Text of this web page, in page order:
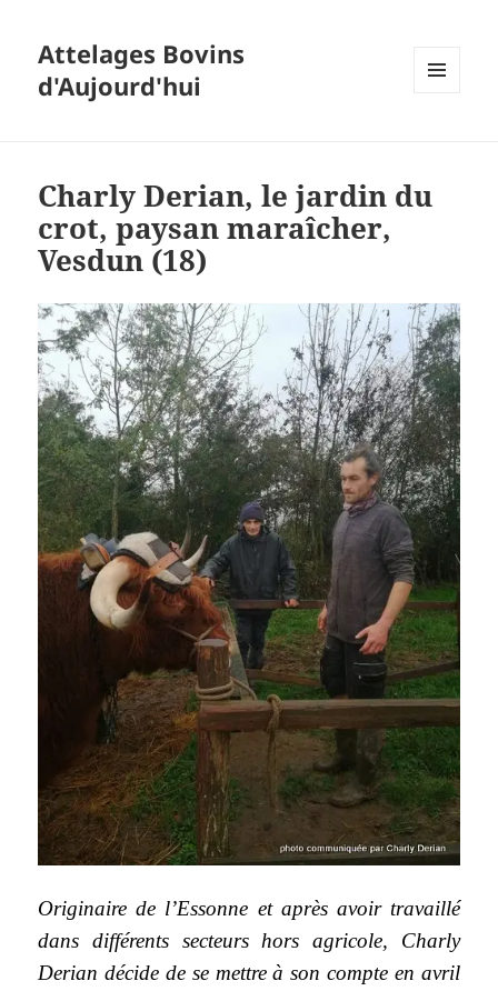
Attelages Bovins
d'Aujourd'hui
Charly Derian, le jardin du
crot, paysan maraîcher,
Vesdun (18)
Originaire de l’Essonne et après avoir travaillé
dans différents secteurs hors agricole, Charly
Derian décide de se mettre à son compte en avril